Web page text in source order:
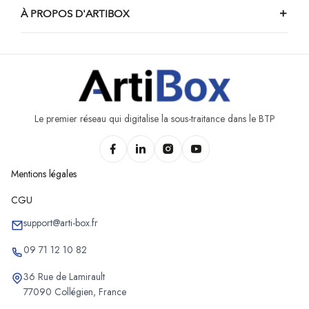
Chantiers de piscine de Ramecroix
Chantiers de piscine d'Havré
Chantiers de piscine de Chapelle-lez-Herlaimont
À PROPOS D'ARTIBOX
Le premier réseau qui digitalise la sous-traitance dans le BTP
Mentions légales
CGU
support@arti-box.fr
09 71 12 10 82
36 Rue de Lamirault
77090 Collégien, France